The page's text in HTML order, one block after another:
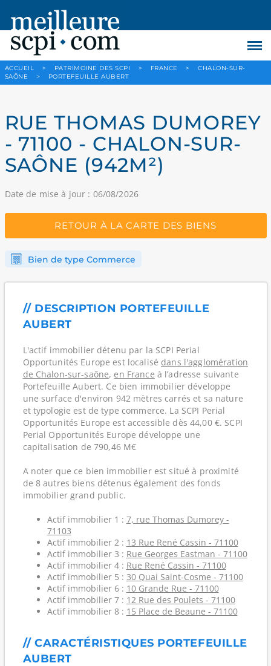
ACCUEIL > PATRIMOINE DES SCPI > FRANCE >
CHALON-SUR-
SAÔNE
> PORTEFEUILLE AUBERT
RUE THOMAS DUMOREY
- 71100 - CHALON-SUR-
SAÔNE (942M²)
Date de mise à jour : 06/08/2026
RETOUR À LA CARTE DES BIENS
Bien de type Commerce
// DESCRIPTION PORTEFEUILLE
AUBERT
L'actif immobilier détenu par la SCPI Perial
Opportunités Europe est localisé dans l'agglomération
de Chalon-sur-saône, en France à l’adresse suivante
Portefeuille Aubert. Ce bien immobilier développe
une surface d'environ 942 mètres carrés et sa nature
et typologie est de type commerce. La SCPI Perial
Opportunités Europe est accessible dès 44,00 €. SCPI
Perial Opportunités Europe développe une
capitalisation de 790,46 M€
A noter que ce bien immobilier est situé à proximité
de 8 autres biens détenus également des fonds
immobilier grand public.
Actif immobilier 1 : 7, rue Thomas Dumorey -
71103
Actif immobilier 2 : 13 Rue René Cassin - 71100
Actif immobilier 3 : Rue Georges Eastman - 71100
Actif immobilier 4 : Rue René Cassin - 71100
Actif immobilier 5 : 30 Quai Saint-Cosme - 71100
Actif immobilier 6 : 10 Grande Rue - 71100
Actif immobilier 7 : 12 Rue des Poulets - 71100
Actif immobilier 8 : 15 Place de Beaune - 71100
// CARACTÉRISTIQUES PORTEFEUILLE
AUBERT